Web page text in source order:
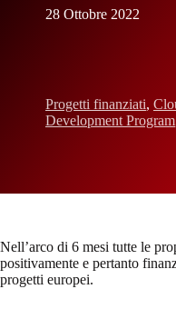
28 Ottobre 2022
Progetti finanziati,
Development Program
Nell’arco di 6 mesi tutte le
positivamente e pertanto
progetti europei.